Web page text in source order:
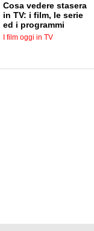
Cosa vedere stasera
in TV: i film, le serie
ed i programmi
I film oggi in TV